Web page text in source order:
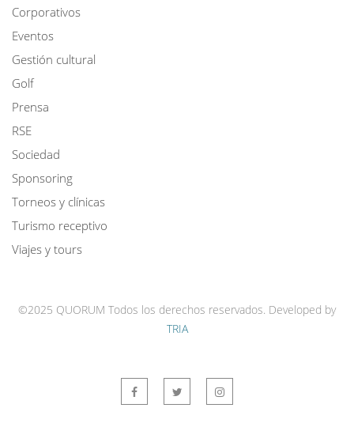
Corporativos
Eventos
Gestión cultural
Golf
Prensa
RSE
Sociedad
Sponsoring
Torneos y clínicas
Turismo receptivo
Viajes y tours
©2025 QUORUM Todos los derechos reservados. Developed by
TRIA